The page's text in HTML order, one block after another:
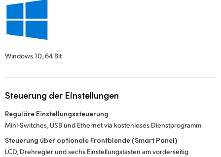
Windows 10,64 Bit
Steuerung der Einstellungen
Reguläre Einstellungssteuerung
Mini-Switches, USB und Ethernet via kostenloses Dienstprogramm
Steuerung über optionale Frontblende (Smart Panel)
LCD, Drehregler und sechs Einstellungstasten am vorderseitig